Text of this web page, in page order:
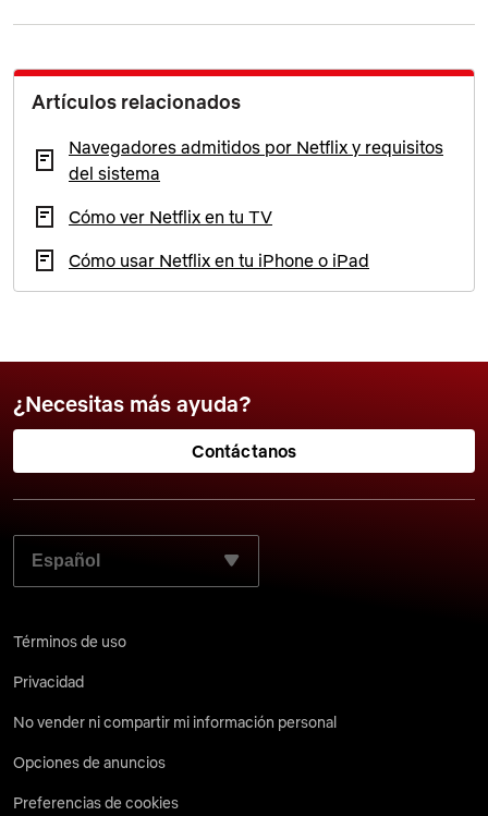
Artículos relacionados
Navegadores admitidos por Netflix y requisitos
del sistema
Cómo ver Netflix en tu TV
Cómo usar Netflix en tu iPhone o iPad
¿Necesitas más ayuda?
Contáctanos
SELECCIONA EL LENGUAJE QUE PREFIERES:
Términos de uso
Privacidad
No vender ni compartir mi información personal
Opciones de anuncios
Preferencias de cookies